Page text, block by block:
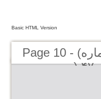
Basic HTML Version
Page 10 - (کیهان لندن - سال چهل و یکم ـ شماره
۴۷۰ (دوره جديد